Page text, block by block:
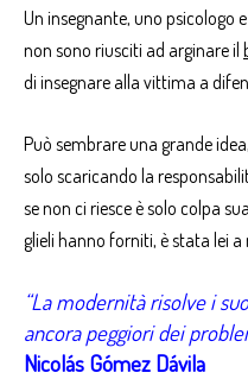
Un insegnante, uno psicologo
non sono riusciti ad arginare il
di insegnare alla vittima a
Può sembrare una grande
solo scaricando la
se non ci riesce è solo colpa
glieli hanno forniti, è stata lei
“La modernità risolve i
ancora peggiori dei
Nicolás Gómez Dávila